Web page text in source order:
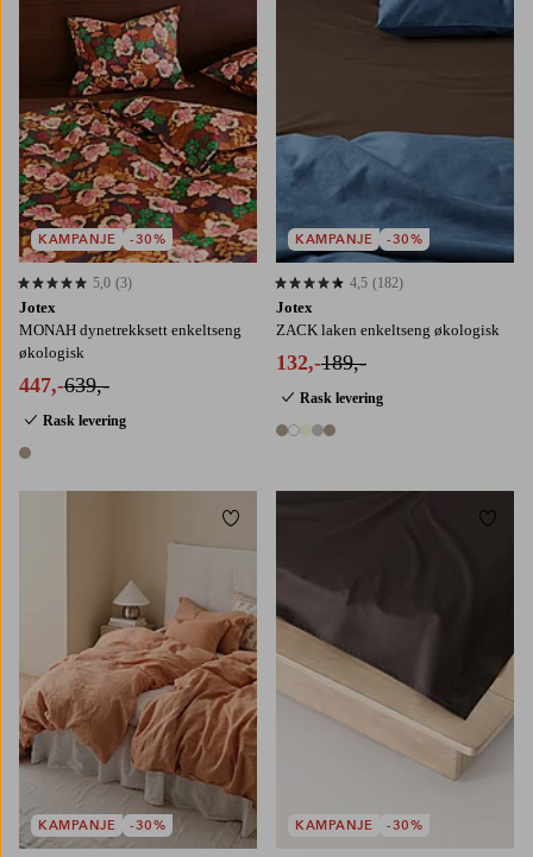
Jotex
MONAH dynetrekksett enkeltseng
økologisk
447,-639,-
Rask levering
1 farge
5,0 basert på 3 karaktergivninger
5,0 (3)
KAMPANJE -30%
Jotex
ZACK laken enkeltseng økologisk
132,-189,-
Rask levering
5 farger
4,5 basert på 182 karaktergivninger
4,5 (182)
KAMPANJE -30%
KAMPANJE -30%
Legg til favoritter
KAMPANJE -30%
150X260